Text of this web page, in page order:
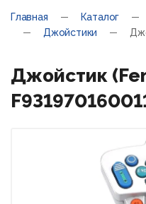
Главная Каталог
Джойстики
Джойстик